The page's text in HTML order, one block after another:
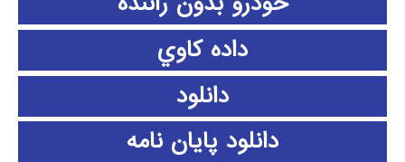
داده كاوي
دانلود
دانلود پايان نامه